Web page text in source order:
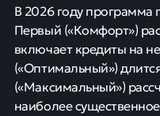
В 2026 году программа
Первый («Комфорт»)
включает кредиты на
(«Оптимальный»)
(«Максимальный»)
наиболее